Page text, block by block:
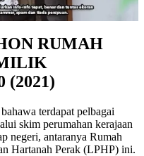
RUMAH
(2021)
terdapat pelbagai
skim perumahan kerajaan
negeri, antaranya Rumah
Hartanah Perak (LPHP) ini.